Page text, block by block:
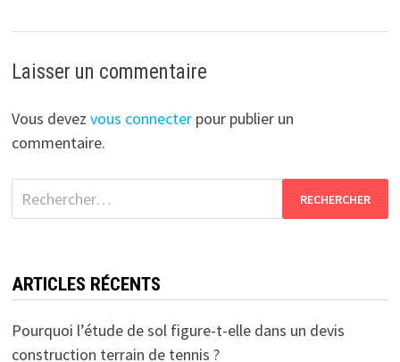
Laisser un commentaire
Vous devez vous connecterpour publier un
commentaire.
Rechercher :
ARTICLES RÉCENTS
Pourquoi l’étude de sol figure-t-elle dans un devis
construction terrain de tennis ?